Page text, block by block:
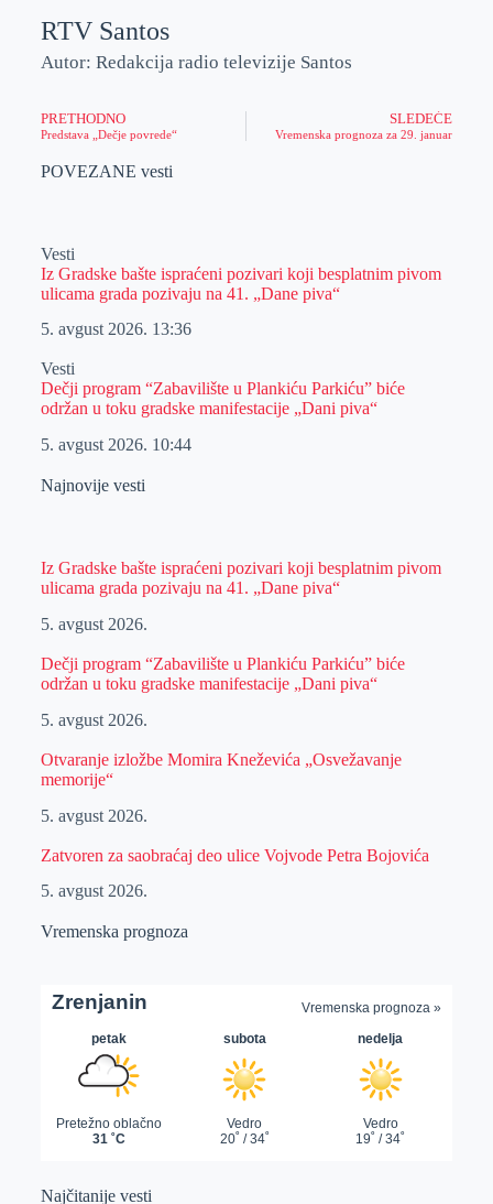
RTV Santos
Autor: Redakcija radio televizije Santos
PRETHODNO
Predstava „Dečje povrede“
SLEDEĆE
Vremenska prognoza za 29. januar
POVEZANE vesti
Vesti
Iz Gradske bašte ispraćeni pozivari koji besplatnim pivom
ulicama grada pozivaju na 41. „Dane piva“
5. avgust 2026. 13:36
Vesti
Dečji program “Zabavilište u Plankiću Parkiću” biće
održan u toku gradske manifestacije „Dani piva“
5. avgust 2026. 10:44
Najnovije vesti
Iz Gradske bašte ispraćeni pozivari koji besplatnim pivom
ulicama grada pozivaju na 41. „Dane piva“
5. avgust 2026.
Dečji program “Zabavilište u Plankiću Parkiću” biće
održan u toku gradske manifestacije „Dani piva“
5. avgust 2026.
Otvaranje izložbe Momira Kneževića „Osvežavanje
memorije“
5. avgust 2026.
Zatvoren za saobraćaj deo ulice Vojvode Petra Bojovića
5. avgust 2026.
Vremenska prognoza
Najčitanije vesti